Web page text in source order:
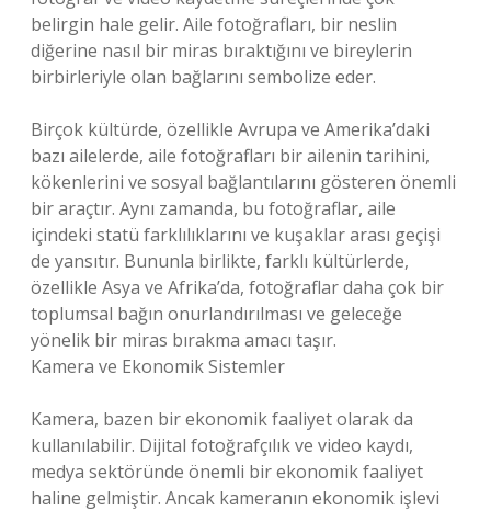
belirgin hale gelir. Aile fotoğrafları, bir neslin
diğerine nasıl bir miras bıraktığını ve bireylerin
birbirleriyle olan bağlarını sembolize eder.
Birçok kültürde, özellikle Avrupa ve Amerika’daki
bazı ailelerde, aile fotoğrafları bir ailenin tarihini,
kökenlerini ve sosyal bağlantılarını gösteren önemli
bir araçtır. Aynı zamanda, bu fotoğraflar, aile
içindeki statü farklılıklarını ve kuşaklar arası geçişi
de yansıtır. Bununla birlikte, farklı kültürlerde,
özellikle Asya ve Afrika’da, fotoğraflar daha çok bir
toplumsal bağın onurlandırılması ve geleceğe
yönelik bir miras bırakma amacı taşır.
Kamera ve Ekonomik Sistemler
Kamera, bazen bir ekonomik faaliyet olarak da
kullanılabilir. Dijital fotoğrafçılık ve video kaydı,
medya sektöründe önemli bir ekonomik faaliyet
haline gelmiştir. Ancak kameranın ekonomik işlevi